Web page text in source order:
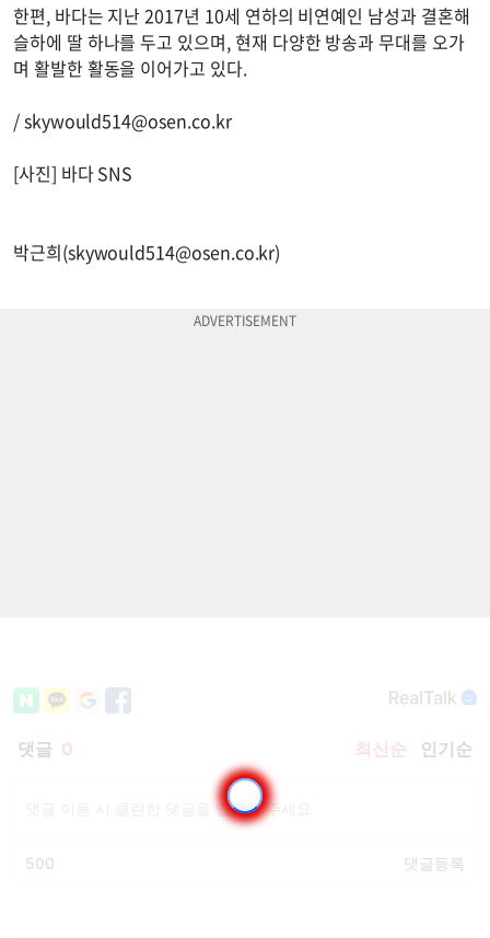
한편, 바다는 지난 2017년 10세 연하의 비연예인 남성과 결혼해
슬하에 딸 하나를 두고 있으며, 현재 다양한 방송과 무대를 오가
며 활발한 활동을 이어가고 있다.
/skywould514@osen.co.kr
[사진] 바다 SNS
박근희(skywould514@osen.co.kr)